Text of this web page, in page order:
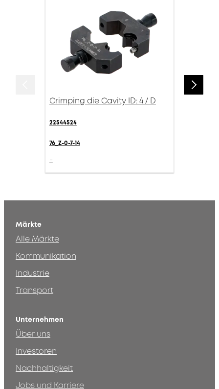
Crimping die Cavity ID: 4 / D
22544524
76_Z-0-7-14
-
Märkte
Alle Märkte
Kommunikation
Industrie
Transport
Unternehmen
Über uns
Investoren
Nachhaltigkeit
Jobs und Karriere